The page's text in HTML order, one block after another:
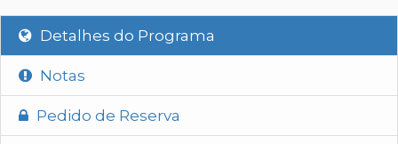
Detalhes do Programa
Notas
Pedido de Reserva